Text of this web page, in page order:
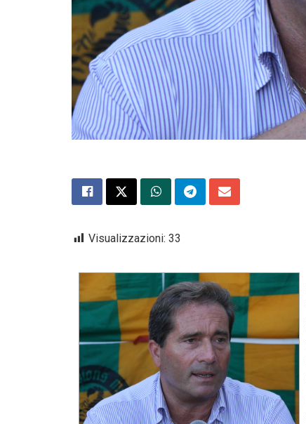
Visualizzazioni: 33